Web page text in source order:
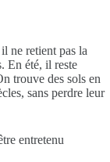
ne retient pas la
En été, il reste
trouve des sols en
sans perdre leur
entretenu